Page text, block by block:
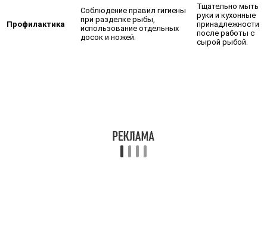
Профилактика
Соблюдение правил гигиены
при разделке рыбы,
использование отдельных
досок и ножей.
Тщательно мыть
руки и кухонные
принадлежности
после работы с
сырой рыбой.